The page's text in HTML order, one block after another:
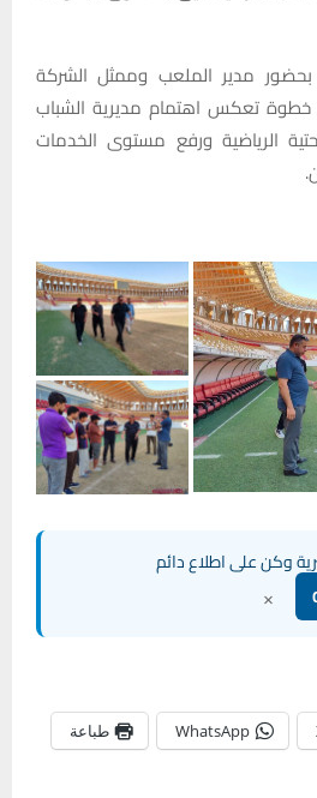
بحضور مدير الملعب وممثل الشركة
تعكس اهتمام مديرية الشباب
الرياضية ورفع مستوى الخدمات
وكن على اطلاع دائم
×
WhatsApp طباعة